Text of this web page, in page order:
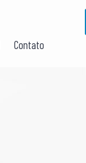
Contato